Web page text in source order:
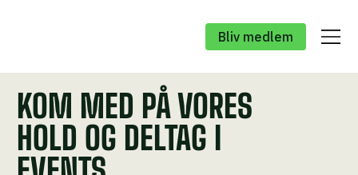
Bliv medlem
KOM MED PÅ VORES
HOLD OG DELTAG I